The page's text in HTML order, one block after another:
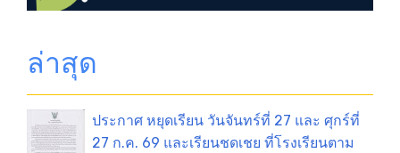
ล่าสุด
ประกาศ หยุดเรียน วันจันทร์ที่ 27 และ ศุกร์ที่
27 ก.ค. 69 และเรียนชดเชย ที่โรงเรียนตาม